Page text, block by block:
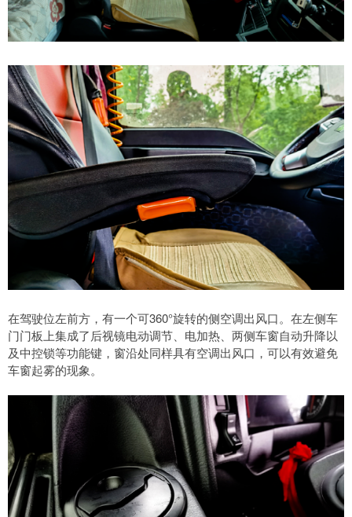
在驾驶位左前方，有一个可360°旋转的侧空调出风口。在左侧车
门门板上集成了后视镜电动调节、电加热、两侧车窗自动升降以
及中控锁等功能键，窗沿处同样具有空调出风口，可以有效避免
车窗起雾的现象。